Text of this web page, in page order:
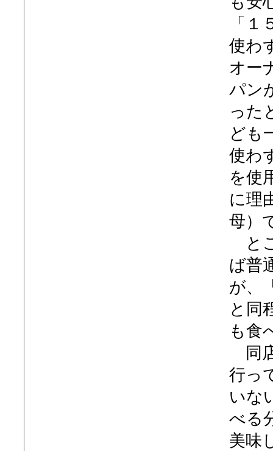
「
使わ
オー
パン
った
ども
使わ
を使
に理
母）
と
ば普
が、
と同
も食
同
行っ
いな
べる
美味